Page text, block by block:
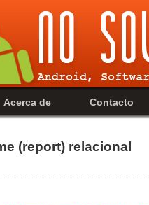
Acerca de Contacto
(report) relacional